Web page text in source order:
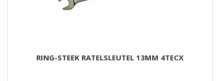
RING-STEEK RATELSLEUTEL 13MM 4TECX